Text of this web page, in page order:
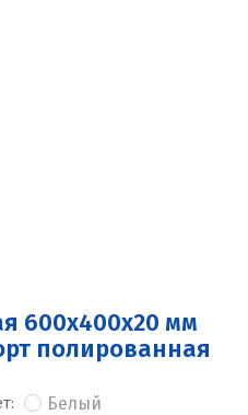
600x400x20 мм
полированная
Белый